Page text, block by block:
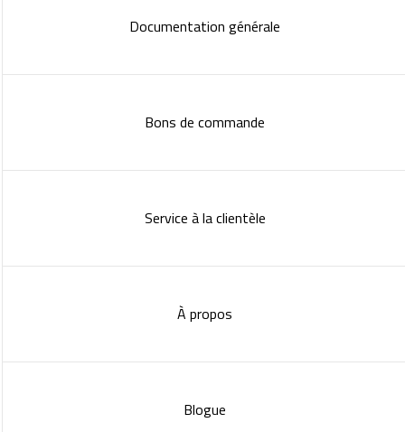
Documentation générale
Bons de commande
Service à la clientèle
À propos
Blogue